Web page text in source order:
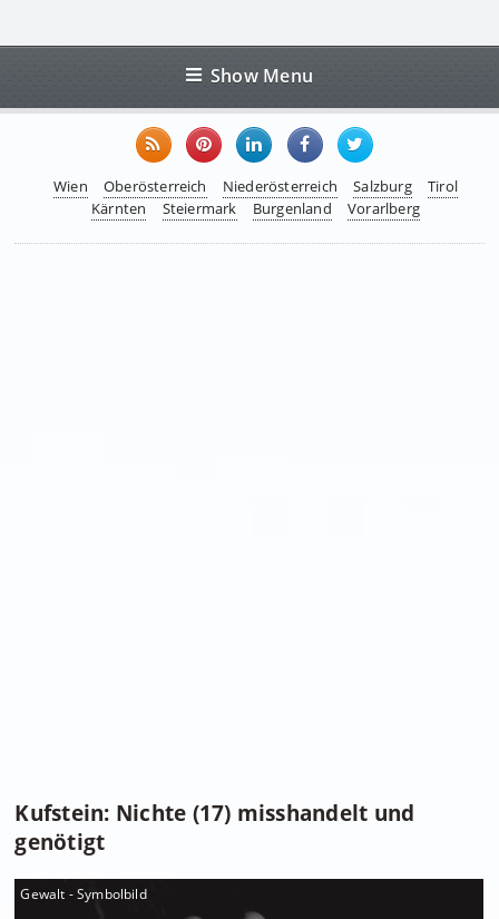
Show Menu
Wien Oberösterreich Niederösterreich Salzburg
Tirol
Kärnten
Steiermark Burgenland Vorarlberg
Kufstein: Nichte (17) misshandelt und
genötigt
Gewalt - Symbolbild